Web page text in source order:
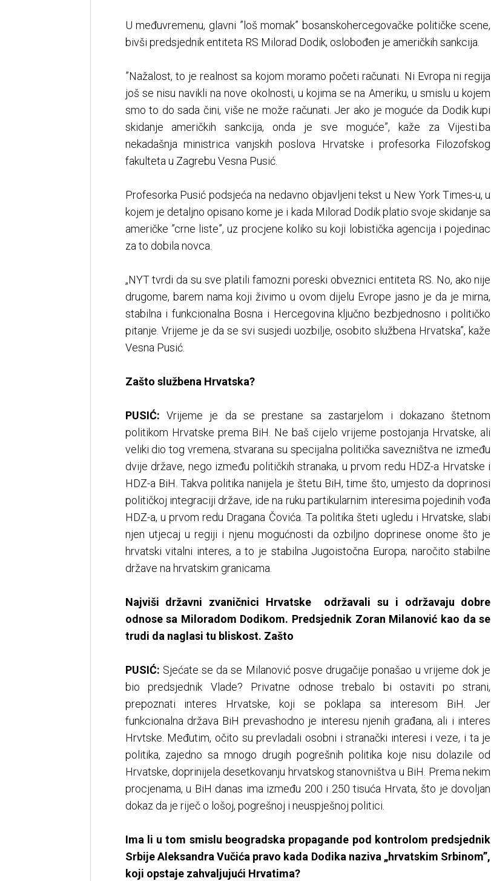
U međuvremenu, glavni ”loš momak” bosanskohercegovačke političke scene,
bivši predsjednik entiteta RS Milorad Dodik, oslobođen je američkih sankcija.
”Nažalost, to je realnost sa kojom moramo početi računati. Ni Evropa ni regija
još se nisu navikli na nove okolnosti, u kojima se na Ameriku, u smislu u kojem
smo to do sada čini, više ne može računati. Jer ako je moguće da Dodik kupi
skidanje američkih sankcija, onda je sve moguće”, kaže za Vijesti.ba
nekadašnja ministrica vanjskih poslova Hrvatske i profesorka Filozofskog
fakulteta u Zagrebu Vesna Pusić.
Profesorka Pusić podsjeća na nedavno objavljeni tekst u New York Times-u, u
kojem je detaljno opisano kome je i kada Milorad Dodik platio svoje skidanje sa
američke ”crne liste”, uz procjene koliko su koji lobistička agencija i pojedinac
za to dobila novca.
„NYT tvrdi da su sve platili famozni poreski obveznici entiteta RS. No, ako nije
drugome, barem nama koji živimo u ovom dijelu Evrope jasno je da je mirna,
stabilna i funkcionalna Bosna i Hercegovina ključno bezbjednosno i političko
pitanje. Vrijeme je da se svi susjedi uozbilje, osobito službena Hrvatska”, kaže
Vesna Pusić.
Zašto službena Hrvatska?
PUSIĆ: Vrijeme je da se prestane sa zastarjelom i dokazano štetnom
politikom Hrvatske prema BiH. Ne baš cijelo vrijeme postojanja Hrvatske, ali
veliki dio tog vremena, stvarana su specijalna politička savezništva ne između
dvije države, nego između političkih stranaka, u prvom redu HDZ-a Hrvatske i
HDZ-a BiH. Takva politika nanijela je štetu BiH, time što, umjesto da doprinosi
političkoj integraciji države, ide na ruku partikularnim interesima pojedinih vođa
HDZ-a, u prvom redu Dragana Čovića. Ta politika šteti ugledu i Hrvatske, slabi
njen utjecaj u regiji i njenu mogućnosti da ozbiljno doprinese onome što je
hrvatski vitalni interes, a to je stabilna Jugoistočna Europa; naročito stabilne
države na hrvatskim granicama.
Najviši državni zvaničnici Hrvatske održavali su i održavaju dobre
odnose sa Miloradom Dodikom. Predsjednik Zoran Milanović kao da se
trudi da naglasi tu bliskost. Zašto
PUSIĆ: Sjećate se da se Milanović posve drugačije ponašao u vrijeme dok je
bio predsjednik Vlade? Privatne odnose trebalo bi ostaviti po strani,
prepoznati interes Hrvatske, koji se poklapa sa interesom BiH. Jer
funkcionalna država BiH prevashodno je interesu njenih građana, ali i interes
Hrvtske. Međutim, očito su prevladali osobni i stranački interesi i veze, i ta je
politika, zajedno sa mnogo drugih pogrešnih politika koje nisu dolazile od
Hrvatske, doprinijela desetkovanju hrvatskog stanovništva u BiH. Prema nekim
procjenama, u BiH danas ima između 200 i 250 tisuća Hrvata, što je dovoljan
dokaz da je riječ o lošoj, pogrešnoj i neuspješnoj politici.
Ima li u tom smislu beogradska propagande pod kontrolom predsjednik
Srbije Aleksandra Vučića pravo kada Dodika naziva „hrvatskim Srbinom”,
koji opstaje zahvaljujući Hrvatima?